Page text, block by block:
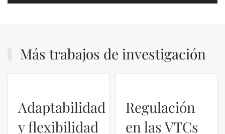
Más trabajos de investigación
Adaptabilidad
y flexibilidad
Regulación
en las VTCs